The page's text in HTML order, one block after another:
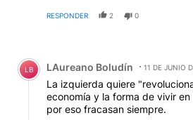
eso no hace a la cultura,
educación tal cual la
RESPONDER 2 0
Comentario de LAureano Boludín.
LB LAureano Boludín 11 DE JUNIO
La izquierda quiere
economía y la forma de vivir
por eso fracasan siempre.